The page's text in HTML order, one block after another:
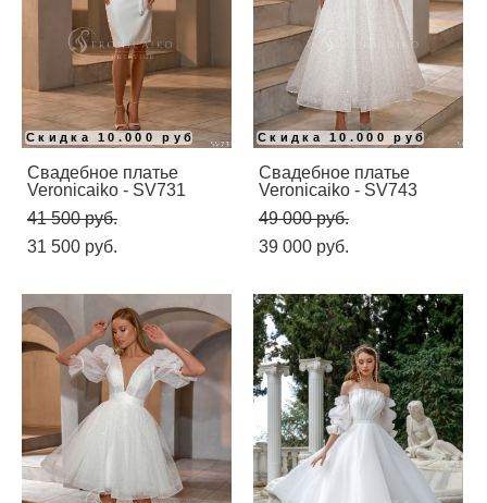
Скидка 10.000 руб
Свадебное платье
Veronicaiko - SV731
41 500 pуб.
31 500 pуб.
Скидка 10.000 руб
Свадебное платье
Veronicaiko - SV743
49 000 pуб.
39 000 pуб.